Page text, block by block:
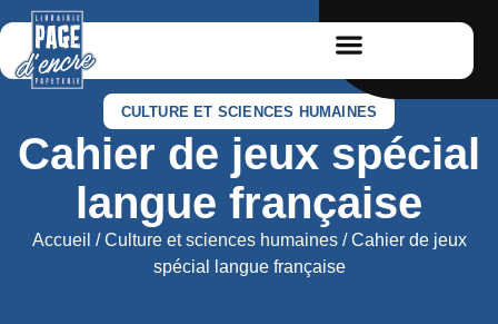
CULTURE ET SCIENCES HUMAINES
Cahier de jeux spécial
langue française
Accueil /Culture et sciences humaines/ Cahier de jeux
spécial langue française